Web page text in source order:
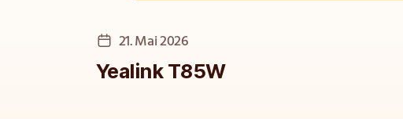
Veröffentlichungsdatum
21. Mai 2026
Yealink T85W